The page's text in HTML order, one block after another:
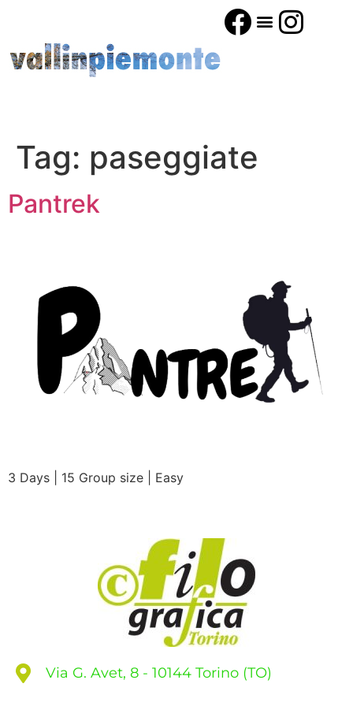
Tag: paseggiate
Pantrek
3 Days | 15 Group size | Easy
Via G. Avet, 8 - 10144 Torino (TO)